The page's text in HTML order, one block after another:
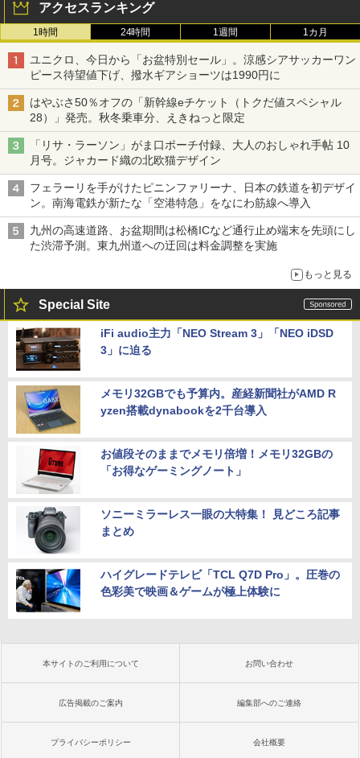
アクセスランキング
1時間 24時間 1週間 1カ月
ユニクロ、今日から「お盆特別セール」。涼感シアサッカーワン
ピース待望値下げ、撥水ギアショーツは1990円に
はやぶさ50％オフの「新幹線eチケット（トクだ値スペシャル
28）」発売。秋冬乗車分、えきねっと限定
「リサ・ラーソン」がま口ポーチ付録、大人のおしゃれ手帖 10
月号。ジャカード織の北欧猫デザイン
フェラーリを手がけたピニンファリーナ、日本の鉄道を初デザイ
ン。南海電鉄が新たな「空港特急」をなにわ筋線へ導入
九州の高速道路、お盆期間は松橋ICなど通行止め端末を先頭にし
た渋滞予測。東九州道への迂回は料金調整を実施
もっと見る
Special Site
iFi audio主力「NEO Stream 3」「NEO iDSD
3」に迫る
メモリ32GBでも予算内。産経新聞社がAMD R
yzen搭載dynabookを2千台導入
お値段そのままでメモリ倍増！メモリ32GBの
「お得なゲーミングノート」
ソニーミラーレス一眼の大特集！ 見どころ記事
まとめ
ハイグレードテレビ「TCL Q7D Pro」。圧巻の
色彩美で映画＆ゲームが極上体験に
本サイトのご利用について お問い合わせ
広告掲載のご案内 編集部へのご連絡
プライバシーポリシー 会社概要